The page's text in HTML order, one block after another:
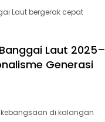
Laut bergerak cepat
Laut 2025–
Generasi
kebangsaan di kalangan